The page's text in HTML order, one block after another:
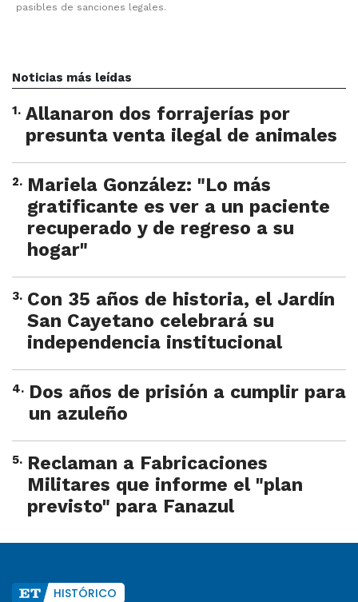
pasibles de sanciones legales.
Noticias más leídas
1. Allanaron dos forrajerías por
presunta venta ilegal de animales
2. Mariela González: "Lo más
gratificante es ver a un paciente
recuperado y de regreso a su
hogar"
3. Con 35 años de historia, el Jardín
San Cayetano celebrará su
independencia institucional
4. Dos años de prisión a cumplir para
un azuleño
5. Reclaman a Fabricaciones
Militares que informe el "plan
previsto" para Fanazul
HISTÓRICO